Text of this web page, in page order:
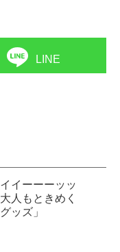
LINE
イーーーッッ
人もときめく
ッズ」